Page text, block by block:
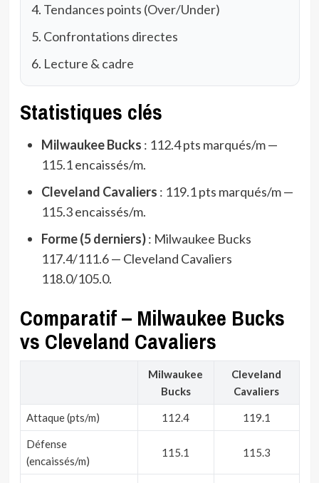
Tendances points (Over/Under)
Confrontations directes
Lecture & cadre
Statistiques clés
Milwaukee Bucks : 112.4 pts marqués/m —
115.1 encaissés/m.
Cleveland Cavaliers : 119.1 pts marqués/m —
115.3 encaissés/m.
Forme (5 derniers): Milwaukee Bucks
117.4/111.6 — Cleveland Cavaliers
118.0/105.0.
Comparatif – Milwaukee Bucks
vs Cleveland Cavaliers
Milwaukee
Bucks
Cleveland
Cavaliers
Attaque (pts/m) 112.4 119.1
Défense
(encaissés/m)
115.1 115.3